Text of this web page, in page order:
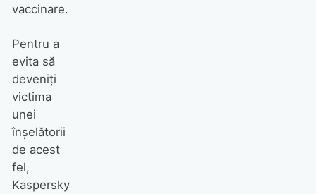
vaccinare.
Pentru a
evita să
deveniți
victima
unei
înșelătorii
de acest
fel,
Kaspersky